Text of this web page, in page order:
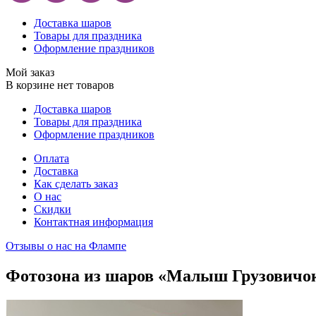
Доставка шаров
Товары для праздника
Оформление праздников
Мой заказ
В корзине нет товаров
Доставка шаров
Товары для праздника
Оформление праздников
Оплата
Доставка
Как сделать заказ
О нас
Скидки
Контактная информация
Отзывы о нас на Флампе
Фотозона из шаров «Малыш